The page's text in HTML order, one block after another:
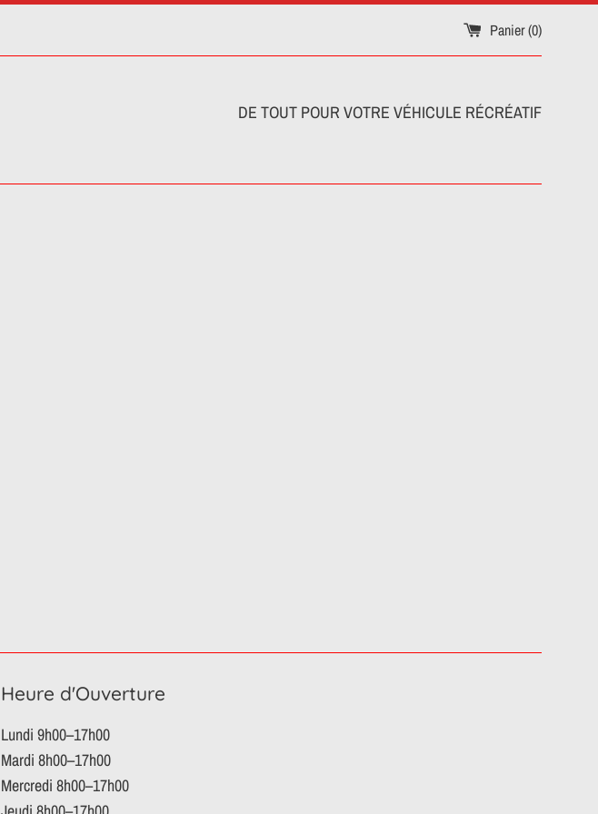
Panier (0)
DE TOUT POUR VOTRE VÉHICULE RÉCRÉATIF
Heure d'Ouverture
Lundi 9h00–17h00
Mardi 8h00–17h00
Mercredi 8h00–17h00